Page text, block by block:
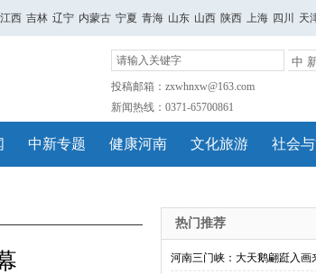
江西 吉林 辽宁 内蒙古 宁夏 青海 山东 山西 陕西 上海 四川 天
投稿邮箱：zxwhnxw@163.com
新闻热线：0371-65700861
中新专题 健康河南 文化旅游 社会
热门推荐
河南三门峡：大天鹅翩跹入画